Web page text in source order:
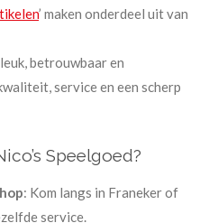
’ maken onderdeel uit van
betrouwbaar en
service en een scherp
Speelgoed?
: Kom langs in Franeker of
service.